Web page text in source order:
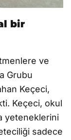
bir
ve
Grubu
Keçeci,
Keçeci, okul
yeteneklerini
sadece